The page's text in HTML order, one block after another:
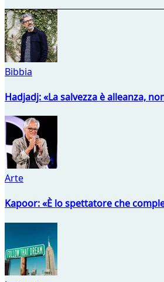
Bibbia
Hadjadj: «La salvezza è alleanza,
Arte
Kapoor: «È lo spettatore che